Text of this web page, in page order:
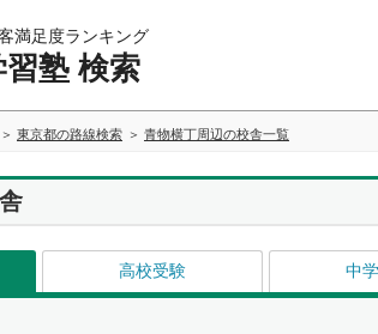
満足度ランキング
塾 検索
東京都の路線検索 青物横丁周辺の校舎一覧
高校受験 中